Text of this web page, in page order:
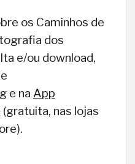
os Caminhos de
dos
e/ou download,
e na App
(gratuita, nas lojas